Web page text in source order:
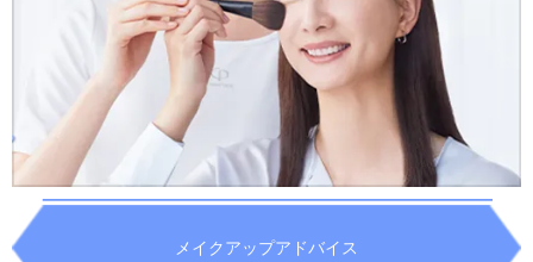
メイクアップアドバイス